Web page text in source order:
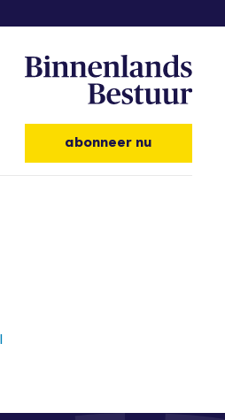
abonneer nu